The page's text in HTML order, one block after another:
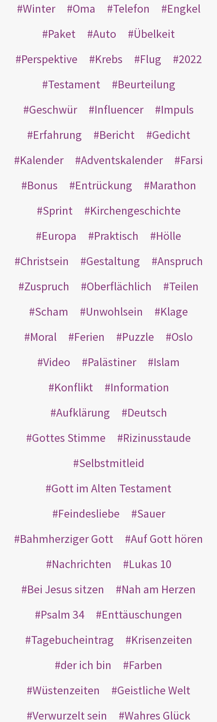
Winter
Oma Telefon
Engkel
Paket
Auto
Übelkeit
Perspektive
Krebs Flug
2022
Testament
Beurteilung
Geschwür
Influencer
Impuls
Erfahrung
Bericht
Gedicht
Kalender
Adventskalender
Farsi
Bonus
Entrückung
Marathon
Sprint
Kirchengeschichte
Europa
Praktisch
Hölle
Christsein
Gestaltung
Anspruch
Zuspruch
Oberflächlich
Teilen
Scham
Unwohlsein
Klage
Moral
Ferien Puzzle
Oslo
Video
Palästiner
Islam
Konflikt
Information
Aufklärung
Deutsch
Gottes Stimme
Rizinusstaude
Selbstmitleid
Gott im Alten Testament
Feindesliebe
Sauer
Bahmherziger Gott
Auf Gott hören
Nachrichten
Lukas 10
Bei Jesus sitzen
Nah am Herzen
Psalm 34
Enttäuschungen
Tagebucheintrag
Krisenzeiten
der ich bin
Farben
Wüstenzeiten
Geistliche Welt
Verwurzelt sein
Wahres Glück